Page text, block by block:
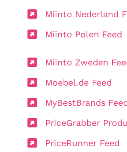
Miinto Nederland
Miinto Polen Feed
Miinto Zweden
Moebel.de Feed
MyBestBrands
PriceGrabber
PriceRunner Feed